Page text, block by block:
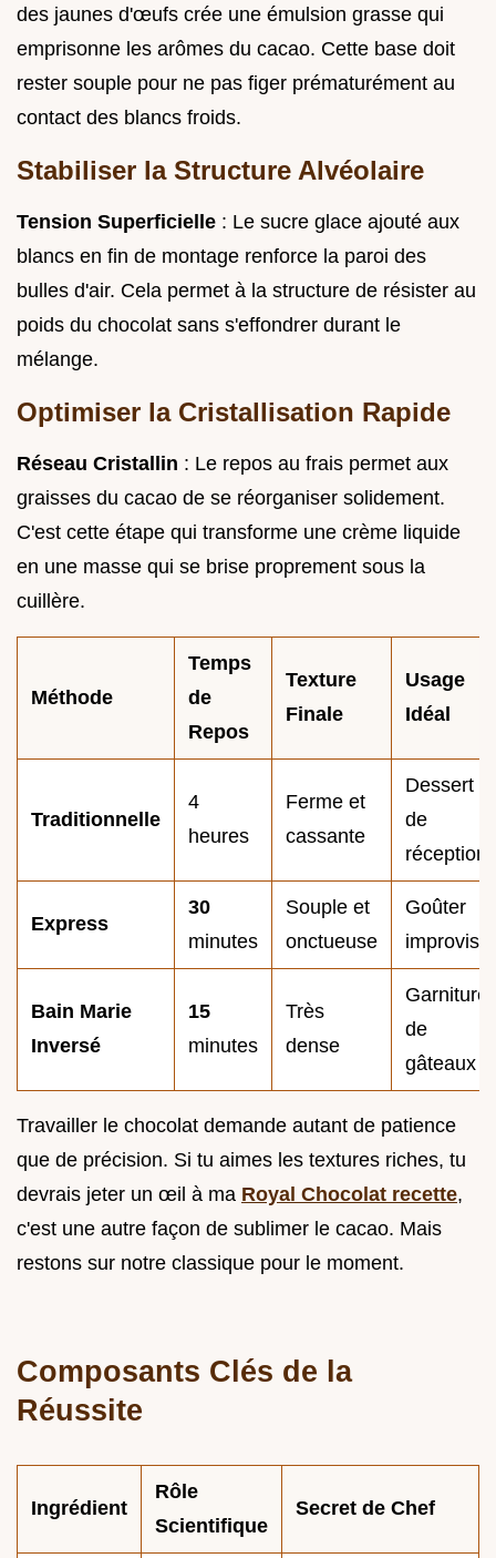
des jaunes d'œufs crée une émulsion grasse qui
emprisonne les arômes du cacao. Cette base doit
rester souple pour ne pas figer prématurément au
contact des blancs froids.
Stabiliser la Structure Alvéolaire
Tension Superficielle : Le sucre glace ajouté aux
blancs en fin de montage renforce la paroi des
bulles d'air. Cela permet à la structure de résister au
poids du chocolat sans s'effondrer durant le
mélange.
Optimiser la Cristallisation Rapide
Réseau Cristallin : Le repos au frais permet aux
graisses du cacao de se réorganiser solidement.
C'est cette étape qui transforme une crème liquide
en une masse qui se brise proprement sous la
cuillère.
Méthode
Temps
de
Repos
Texture
Finale
Usage
Idéal
Traditionnelle
4
heures
Ferme et
cassante
Dessert
de
réception
Express
30
minutes
Souple et
onctueuse
Goûter
improvisé
Bain Marie
Inversé
15
minutes
Très
dense
Garniture
de
gâteaux
Travailler le chocolat demande autant de patience
que de précision. Si tu aimes les textures riches, tu
devrais jeter un œil à ma Royal Chocolat recette,
c'est une autre façon de sublimer le cacao. Mais
restons sur notre classique pour le moment.
Composants Clés de la
Réussite
Ingrédient
Rôle
Scientifique
Secret de Chef